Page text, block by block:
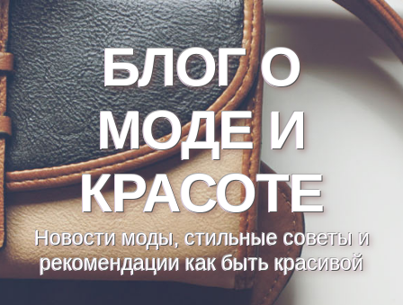
БЛОГ О
МОДЕ И
КРАСОТЕ
Новости моды, стильные советы и
рекомендации как быть красивой